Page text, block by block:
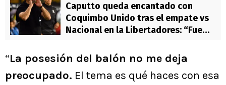
Caputto queda encantado con
Coquimbo Unido tras el empate vs
Nacional en la Libertadores: “Fue
“La posesión del balón no me deja
preocupado. El tema es qué haces con esa